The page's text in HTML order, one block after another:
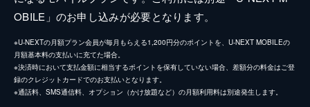
OBILE」のお申し込みが必要となります。
※U-NEXTの月額プラン会員が毎月もらえる1,200円分のポイントを、U-NEXT MOBILEの
月額基本料の支払いに充てた場合。
※決済時において支払金額に相当するポイントを保有していない場合、差額分の料金はご登
録のクレジットカードでのお支払いとなります。
※通話料、SMS通信料、オプション（かけ放題など）の月額利用料は別途発生します。